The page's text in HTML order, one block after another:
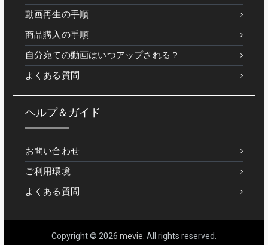
動画再生の手順
商品購入の手順
自分宛ての動画はいつアップされる？
よくある質問
ヘルプ＆ガイド
お問い合わせ
ご利用環境
よくある質問
Copyright © 2026 mevie . All rights reserved.